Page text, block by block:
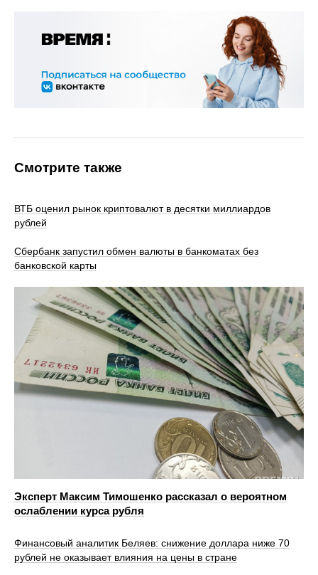
Смотрите также
ВТБ оценил рынок криптовалют в десятки миллиардов
рублей
Сбербанк запустил обмен валюты в банкоматах без
банковской карты
Эксперт Максим Тимошенко рассказал о вероятном
ослаблении курса рубля
Финансовый аналитик Беляев: снижение доллара ниже 70
рублей не оказывает влияния на цены в стране